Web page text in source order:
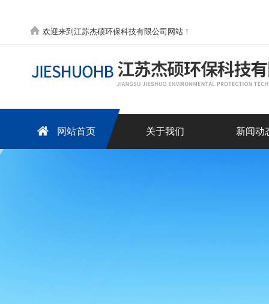
欢迎来到江苏杰硕环保科技有限公司网站！
网站首页 关于我们 新闻动